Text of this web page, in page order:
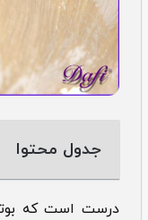
جدول محتوا
درست است که